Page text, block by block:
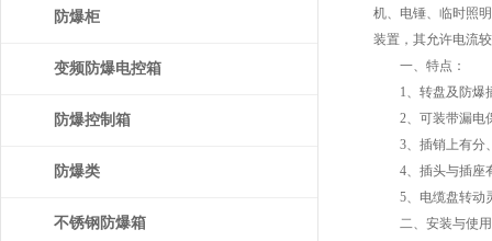
机、电锤、临时照
装置，其允许电流
一、特点：
1、转盘及防爆插
2、可装带漏电
3、插销上有分、
4、插头与插座有
5、电缆盘转动灵
二、安装与使
防爆柜
变频防爆电控箱
防爆控制箱
防爆类
不锈钢防爆箱